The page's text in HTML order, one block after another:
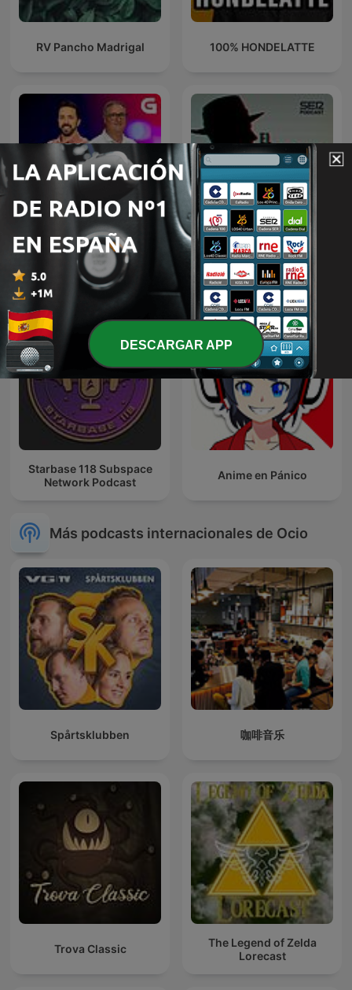
RV Pancho Madrigal 100% HONDELATTE
Todos os podcast |
Pensando en ti
El juego de los detectives
Starbase 118 Subspace
Network Podcast
Anime en Pánico
Más podcasts internacionales de Ocio
Spårtsklubben 咖啡音乐
Trova Classic
The Legend of Zelda
Lorecast
DESCARGAR APP